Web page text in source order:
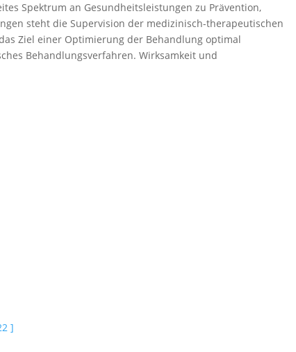
Spektrum an Gesundheitsleistungen zu Prävention,
steht die Supervision der medizinisch-therapeutischen
Ziel einer Optimierung der Behandlung optimal
Behandlungsverfahren. Wirksamkeit und
]